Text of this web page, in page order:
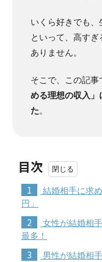
いくら好きでも
といって、高す
ありません。
そこで、この記事
める理想の収入」
た。
目次
1
結婚相手に求
円」
2
女性が結婚相
最多！
3
男性が結婚相